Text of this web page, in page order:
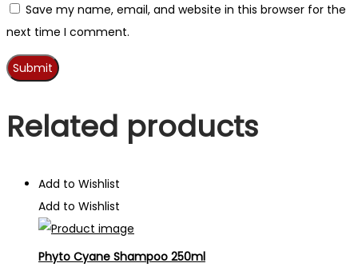
Save my name, email, and website in this browser for the
next time I comment.
Related products
Add to Wishlist
Add to Wishlist
Phyto Cyane Shampoo 250ml